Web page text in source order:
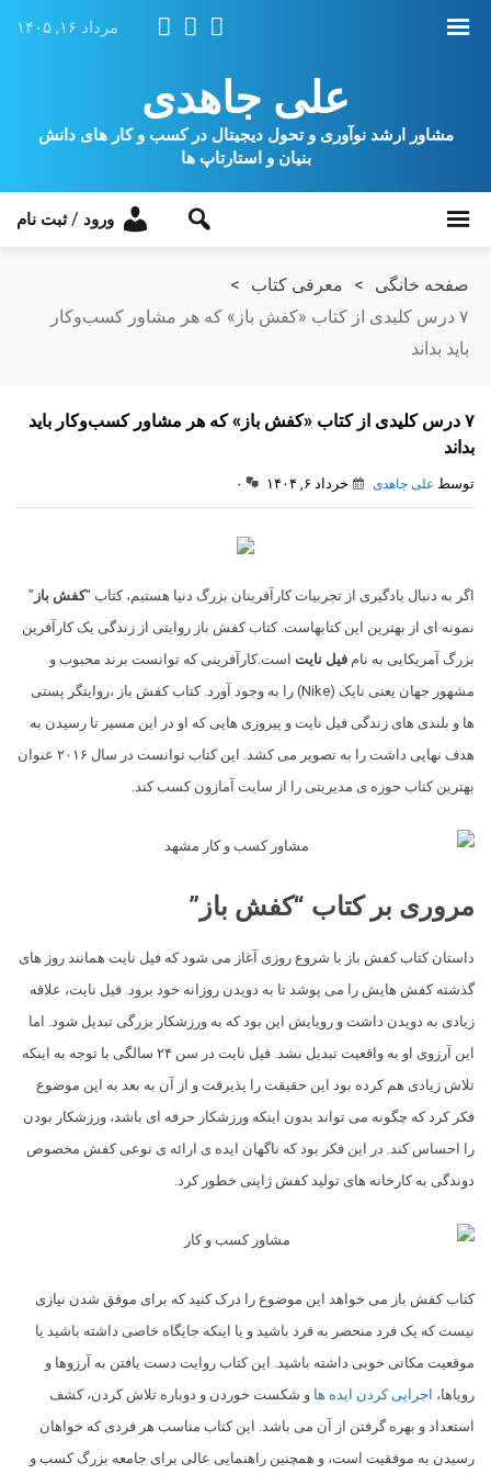
مرداد ۱۶, ۱۴۰۵
علی جاهدی
مشاور ارشد نوآوری و تحول دیجیتال در کسب و کار های دانش
بنیان و استارتاپ ها
ورود /ثبت نام
صفحه خانگی > معرفی کتاب
>
۷ درس کلیدی از کتاب «کفش باز» که هر مشاور کسب‌وکار
باید بداند
۷ درس کلیدی از کتاب «کفش باز» که هر مشاور کسب‌وکار باید
بداند
توسط علی جاهدی خرداد ۶, ۱۴۰۴ ۰
اگر به دنبال یادگیری از تجربیات کارآفرینان بزرگ دنیا هستیم، کتاب “کفش باز ”
نمونه ای از بهترین این کتابهاست. کتاب کفش باز روایتی از زندگی یک کارآفرین
بزرگ آمریکایی به نام فیل نایت است.کارآفرینی که توانست برند محبوب و
مشهور جهان یعنی نایک (Nike) را به وجود آورد. کتاب کفش باز ،روایتگر پستی
ها و بلندی های زندگی فیل نایت و پیروزی هایی که او در این مسیر تا رسیدن به
هدف نهایی داشت را به تصویر می کشد. این کتاب توانست در سال ۲۰۱۶ عنوان
بهترین کتاب حوزه ی مدیریتی را از سایت آمازون کسب کند.
مروری بر کتاب “کفش باز”
داستان کتاب کفش باز با شروع روزی آغاز می شود که فیل نایت همانند روز های
گذشته کفش هایش را می پوشد تا به دویدن روزانه خود برود. فیل نایت، علاقه
زیادی به دویدن داشت و رویایش این بود که به ورزشکار بزرگی تبدیل شود. اما
این آرزوی او به واقعیت تبدیل نشد. فیل نایت در سن ۲۴ سالگی با توجه به اینکه
تلاش زیادی هم کرده بود این حقیقت را پذیرفت و از آن به بعد به این موضوع
فکر کرد که چگونه می تواند بدون اینکه ورزشکار حرفه ای باشد، ورزشکار بودن
را احساس کند. در این فکر بود که ناگهان ایده ی ارائه ی نوعی کفش مخصوص
دوندگی به کارخانه های تولید کفش ژاپنی خطور کرد.
کتاب کفش باز می خواهد این موضوع را درک کنید که برای موفق شدن نیازی
نیست که یک فرد منحصر به فرد باشید و یا اینکه جایگاه خاصی داشته باشید یا
موقعیت مکانی خوبی داشته باشید. این کتاب روایت دست یافتن به آرزوها و
رویاها، اجرایی کردن ایده ها و شکست خوردن و دوباره تلاش کردن، کشف
استعداد و بهره گرفتن از آن می باشد. این کتاب مناسب هر فردی که خواهان
رسیدن به موفقیت است، و همچنین راهنمایی عالی برای جامعه بزرگ کسب و